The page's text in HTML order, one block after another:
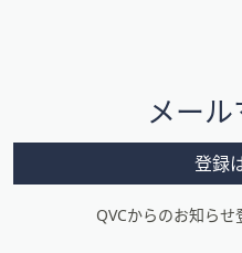
メ
ニ
メー
登録
QVCからのお知ら